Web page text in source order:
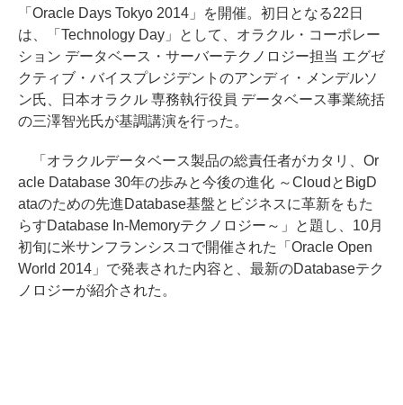
「Oracle Days Tokyo 2014」を開催。初日となる22日
は、「Technology Day」として、オラクル・コーポレー
ション データベース・サーバーテクノロジー担当 エグゼ
クティブ・バイスプレジデントのアンディ・メンデルソ
ン氏、日本オラクル 専務執行役員 データベース事業統括
の三澤智光氏が基調講演を行った。
「オラクルデータベース製品の総責任者がカタリ、Or
acle Database 30年の歩みと今後の進化 ～CloudとBigD
ataのための先進Database基盤とビジネスに革新をもた
らすDatabase In-Memoryテクノロジー～」と題し、10月
初旬に米サンフランシスコで開催された「Oracle Open
World 2014」で発表された内容と、最新のDatabaseテク
ノロジーが紹介された。